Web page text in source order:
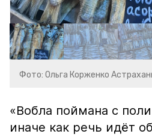
Фото: Ольга Корженко
«Вобла поймана с
иначе как речь идёт